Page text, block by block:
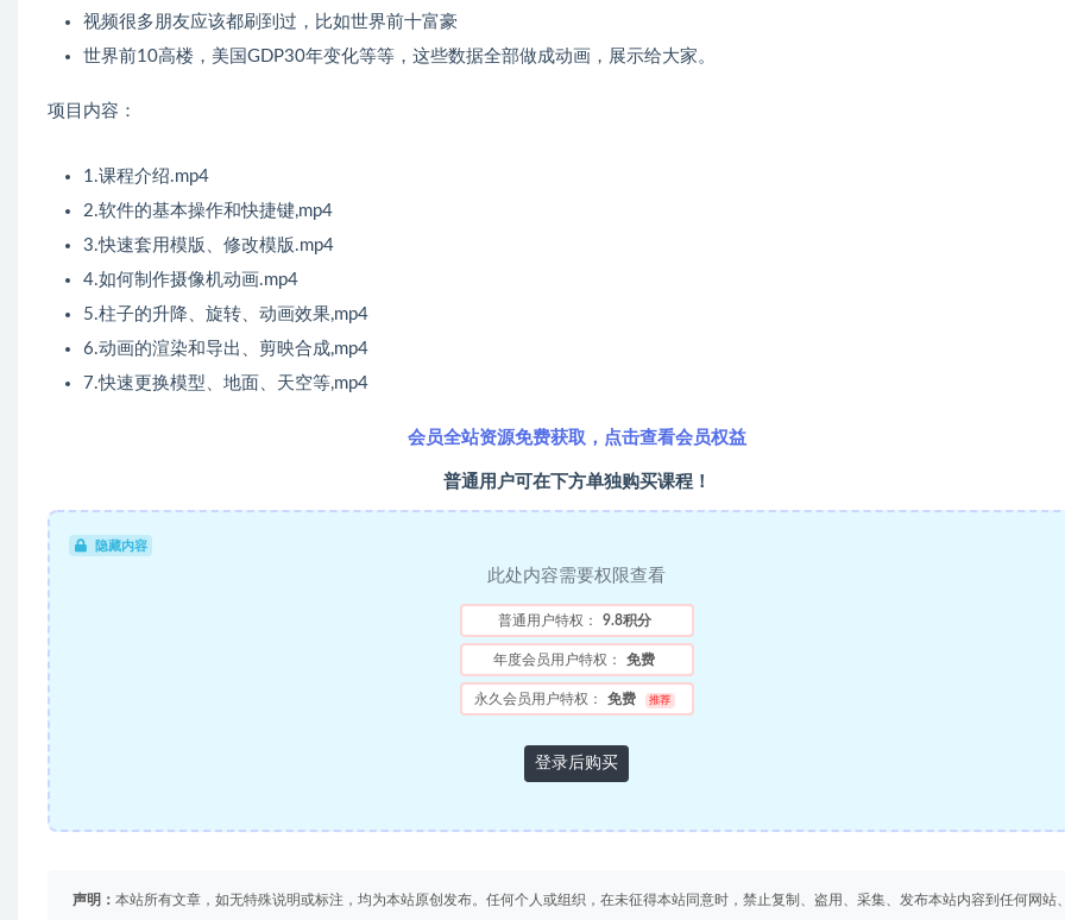
视频很多朋友应该都刷到过，比如世界前十富豪
世界前10高楼，美国GDP30年变化等等，这些数据全部做成动画，展示给大家。
项目内容：
1.课程介绍.mp4
2.软件的基本操作和快捷键,mp4
3.快速套用模版、修改模版.mp4
4.如何制作摄像机动画.mp4
5.柱子的升降、旋转、动画效果,mp4
6.动画的渲染和导出、剪映合成,mp4
7.快速更换模型、地面、天空等,mp4
会员全站资源免费获取，点击查看会员权益
普通用户可在下方单独购买课程！
隐藏内容
此处内容需要权限查看
普通用户特权： 9.8积分
年度会员用户特权： 免费
永久会员用户特权： 免费 推荐
登录后购买
声明： 本站所有文章，如无特殊说明或标注，均为本站原创发布。任何个人或组织，在未征得本站同意时，禁止复制、盗用、采集、发布本站内容到任何网站